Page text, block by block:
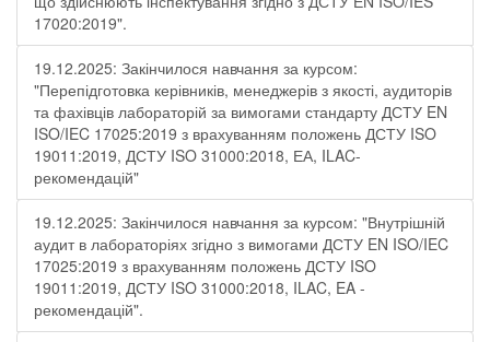
17020:2019".
19.12.2025: Закінчилося навчання за курсом:
"Перепідготовка керівників, менеджерів з якості, аудиторів
та фахівців лабораторій за вимогами стандарту ДСТУ EN
ISO/IEC 17025:2019 з врахуванням положень ДСТУ ISO
19011:2019, ДСТУ ISO 31000:2018, ЕА, ILAC-
рекомендацій"
19.12.2025: Закінчилося навчання за курсом: "Внутрішній
аудит в лабораторіях згідно з вимогами ДСТУ EN ISO/IEC
17025:2019 з врахуванням положень ДСТУ ISO
19011:2019, ДСТУ ISO 31000:2018, ILAC, EA -
рекомендацій".